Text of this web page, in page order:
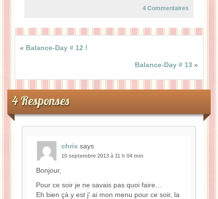
4 Commentaires
« Balance-Day # 12 !
Balance-Day # 13 »
4 Responses
chris says
10 septembre 2013 à 11 h 04 min
Bonjour,
Pour ce soir je ne savais pas quoi faire…
Eh bien çà y est j' ai mon menu pour ce soir, la